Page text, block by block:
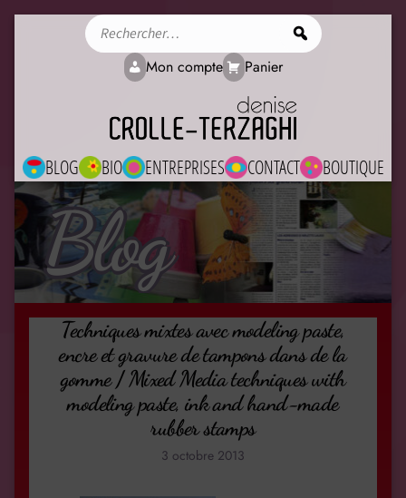
BLOG BIO ENTREPRISES CONTACT BOUTIQUE
Mon compte Panier
Blog
Techniques mixtes avec modeling paste,
encre et gravure de tampons dans de la
gomme / Mixed Media techniques with
modeling paste, ink and hand-made
rubber stamps
3 octobre 2013